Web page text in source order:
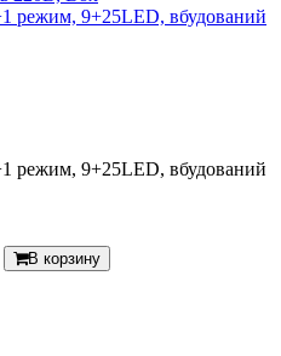
режим, 9+25LED, вбудований
режим, 9+25LED, вбудований
В корзину